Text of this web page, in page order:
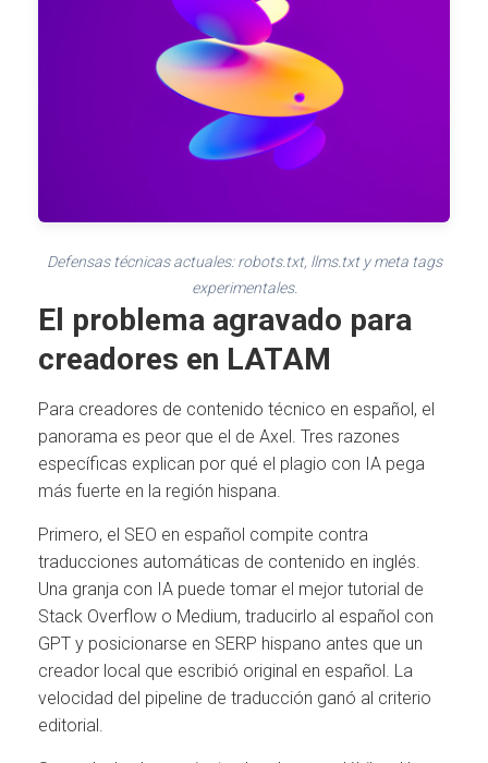
Defensas técnicas actuales: robots.txt, llms.txt y meta tags
experimentales.
El problema agravado para
creadores en LATAM
Para creadores de contenido técnico en español, el
panorama es peor que el de Axel. Tres razones
específicas explican por qué el plagio con IA pega
más fuerte en la región hispana.
Primero, el SEO en español compite contra
traducciones automáticas de contenido en inglés.
Una granja con IA puede tomar el mejor tutorial de
Stack Overflow o Medium, traducirlo al español con
GPT y posicionarse en SERP hispano antes que un
creador local que escribió original en español. La
velocidad del pipeline de traducción ganó al criterio
editorial.